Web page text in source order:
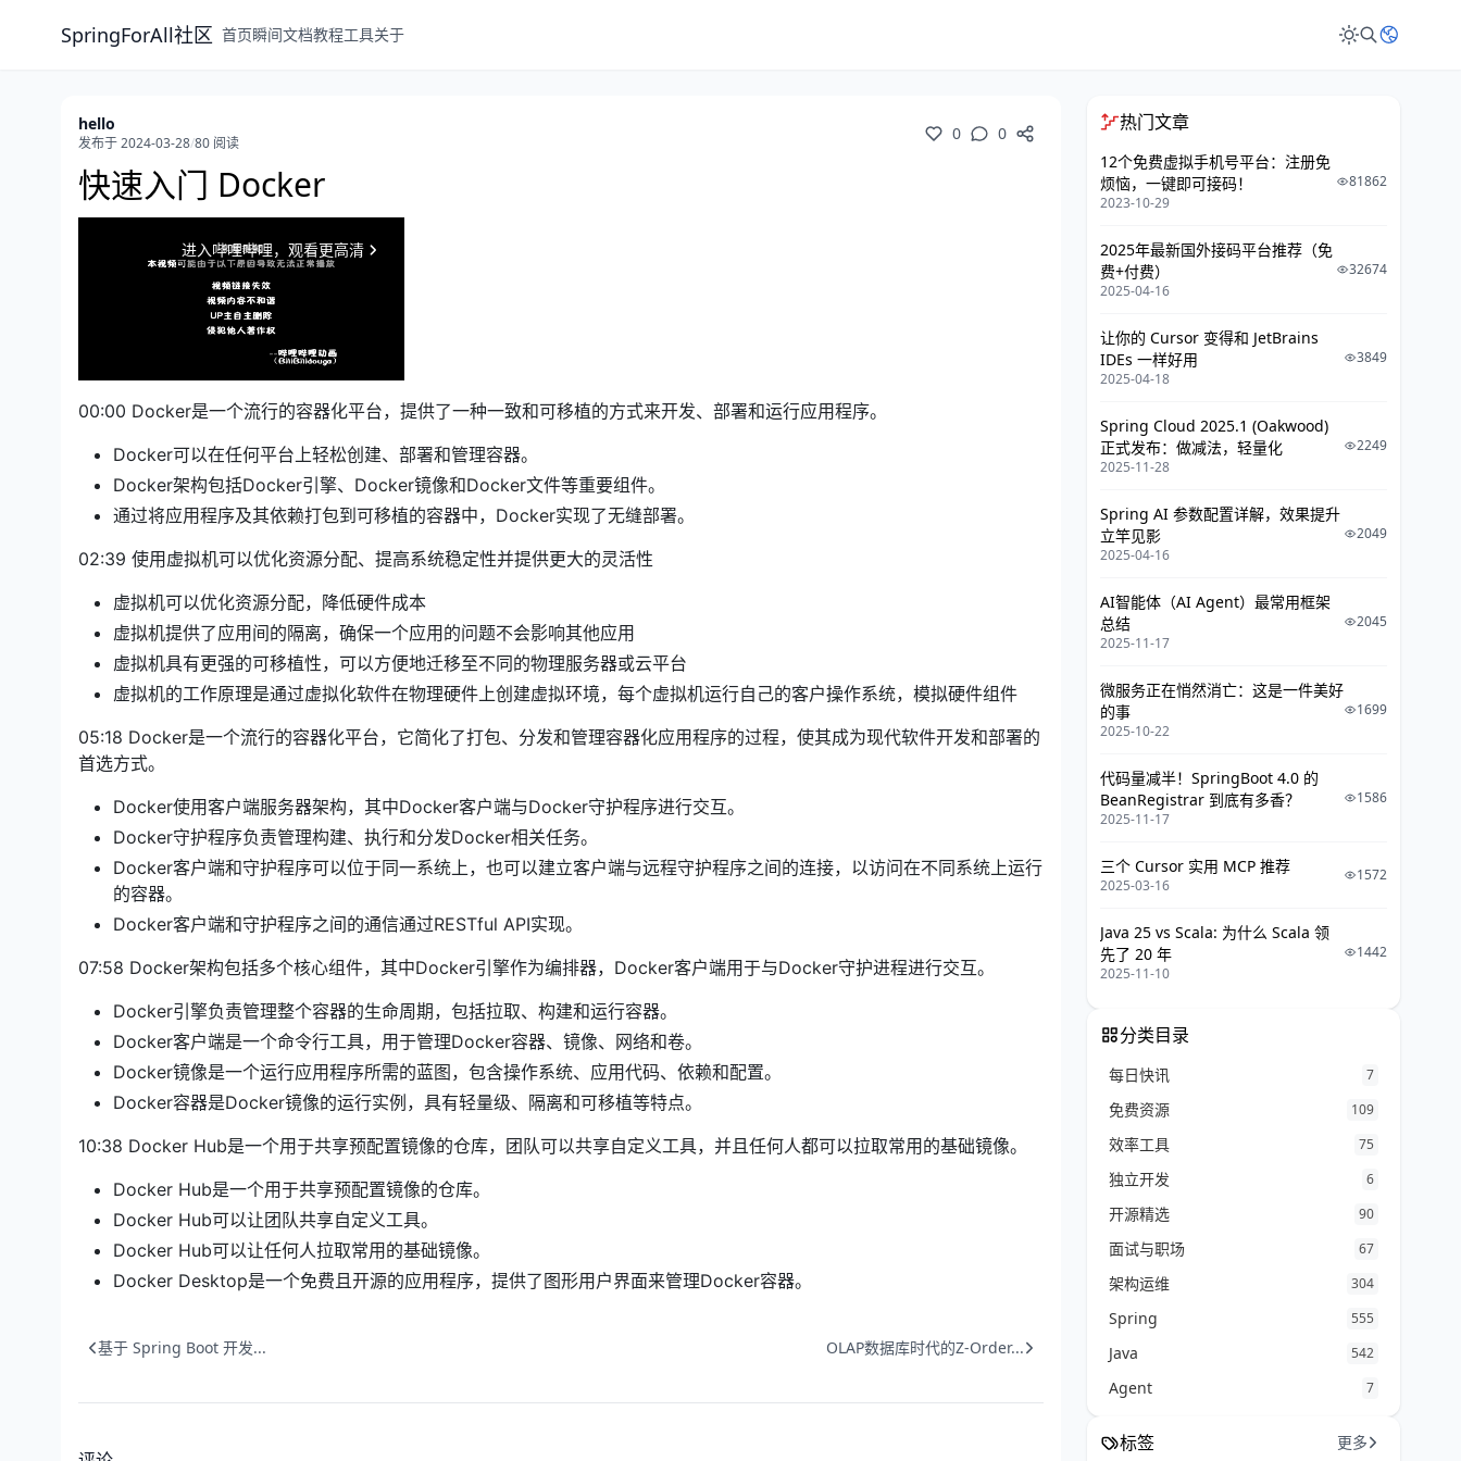
SpringForAll社区 首页瞬间文档教程工具关于
hello
发布于 2024-03-28/80 阅读 0 0
快速入门 Docker
00:00 Docker是一个流行的容器化平台，提供了一种一致和可移植的方式来开发、部署和运行应用程序。
Docker可以在任何平台上轻松创建、部署和管理容器。
Docker架构包括Docker引擎、Docker镜像和Docker文件等重要组件。
通过将应用程序及其依赖打包到可移植的容器中，Docker实现了无缝部署。
02:39 使用虚拟机可以优化资源分配、提高系统稳定性并提供更大的灵活性
虚拟机可以优化资源分配，降低硬件成本
虚拟机提供了应用间的隔离，确保一个应用的问题不会影响其他应用
虚拟机具有更强的可移植性，可以方便地迁移至不同的物理服务器或云平台
虚拟机的工作原理是通过虚拟化软件在物理硬件上创建虚拟环境，每个虚拟机运行自己的客户操作系统，模拟硬件组件
05:18 Docker是一个流行的容器化平台，它简化了打包、分发和管理容器化应用程序的过程，使其成为现代软件开发和部署的
首选方式。
Docker使用客户端服务器架构，其中Docker客户端与Docker守护程序进行交互。
Docker守护程序负责管理构建、执行和分发Docker相关任务。
Docker客户端和守护程序可以位于同一系统上，也可以建立客户端与远程守护程序之间的连接，以访问在不同系统上运行
的容器。
Docker客户端和守护程序之间的通信通过RESTful API实现。
07:58 Docker架构包括多个核心组件，其中Docker引擎作为编排器，Docker客户端用于与Docker守护进程进行交互。
Docker引擎负责管理整个容器的生命周期，包括拉取、构建和运行容器。
Docker客户端是一个命令行工具，用于管理Docker容器、镜像、网络和卷。
Docker镜像是一个运行应用程序所需的蓝图，包含操作系统、应用代码、依赖和配置。
Docker容器是Docker镜像的运行实例，具有轻量级、隔离和可移植等特点。
10:38 Docker Hub是一个用于共享预配置镜像的仓库，团队可以共享自定义工具，并且任何人都可以拉取常用的基础镜像。
Docker Hub是一个用于共享预配置镜像的仓库。
Docker Hub可以让团队共享自定义工具。
Docker Hub可以让任何人拉取常用的基础镜像。
Docker Desktop是一个免费且开源的应用程序，提供了图形用户界面来管理Docker容器。
基于 Spring Boot 开发... OLAP数据库时代的Z-Order...
热门文章
12个免费虚拟手机号平台：注册免
烦恼，一键即可接码！
2023-10-29
81862
2025年最新国外接码平台推荐（免
费+付费）
2025-04-16
32674
让你的 Cursor 变得和 JetBrains
IDEs 一样好用
2025-04-18
3849
Spring Cloud 2025.1 (Oakwood)
正式发布：做减法，轻量化
2025-11-28
2249
Spring AI 参数配置详解，效果提升
立竿见影
2025-04-16
2049
AI智能体（AI Agent）最常用框架
总结
2025-11-17
2045
微服务正在悄然消亡：这是一件美好
的事
2025-10-22
1699
代码量减半！SpringBoot 4.0 的
BeanRegistrar 到底有多香？
2025-11-17
1586
三个 Cursor 实用 MCP 推荐
2025-03-16
1572
Java 25 vs Scala: 为什么 Scala 领
先了 20 年
2025-11-10
1442
分类目录
每日快讯 7
免费资源 109
效率工具 75
独立开发 6
开源精选 90
面试与职场 67
架构运维 304
Spring 555
Java 542
Agent 7
标签 更多